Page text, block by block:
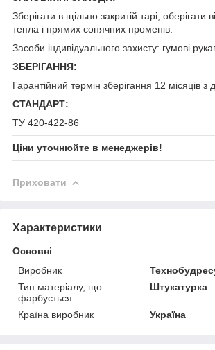
Зберігати в щільно закритій тарі, оберігати
тепла і прямих сонячних променів.
Засоби індивідуального захисту: гумові
ЗБЕРІГАННЯ:
Гарантійний термін зберігання 12 місяців з
СТАНДАРТ:
ТУ 420-422-86
Ціни уточнюйте в менеджерів!
Приховати
Характеристики
Основні
Виробник
Тип матеріалу, що
фарбується
Штукатурка
Країна виробник Україна